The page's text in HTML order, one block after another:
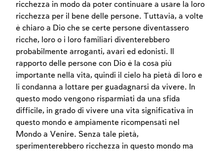
ricchezza in modo da poter continuare a usare la loro
ricchezza per il bene delle persone. Tuttavia, a volte
è chiaro a Dio che se certe persone diventassero
ricche, loro o i loro familiari diventerebbero
probabilmente arroganti, avari ed edonisti. Il
rapporto delle persone con Dio è la cosa più
importante nella vita, quindi il cielo ha pietà di loro e
li condanna a lottare per guadagnarsi da vivere. In
questo modo vengono risparmiati da una sfida
difficile, in grado di vivere una vita significativa in
questo mondo e ampiamente ricompensati nel
Mondo a Venire. Senza tale pietà,
sperimenterebbero ricchezza in questo mondo ma
Account required
To mark concepts as learned, you'll need
to create an account or log in.
Sign up Login